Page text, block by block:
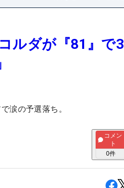
ルダが『81』で3
涙の予選落ち。
コメン
ト
0件